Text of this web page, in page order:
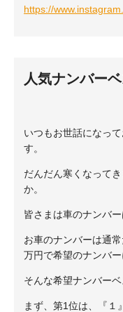
https://
人気ナンバー
いつもお世話になっ
す。
だんだん寒くなって
か。
皆さまは車のナンバ
お車のナンバーは通
万円で希望のナンバー
そんな希望ナンバー
まず、第1位は、『１